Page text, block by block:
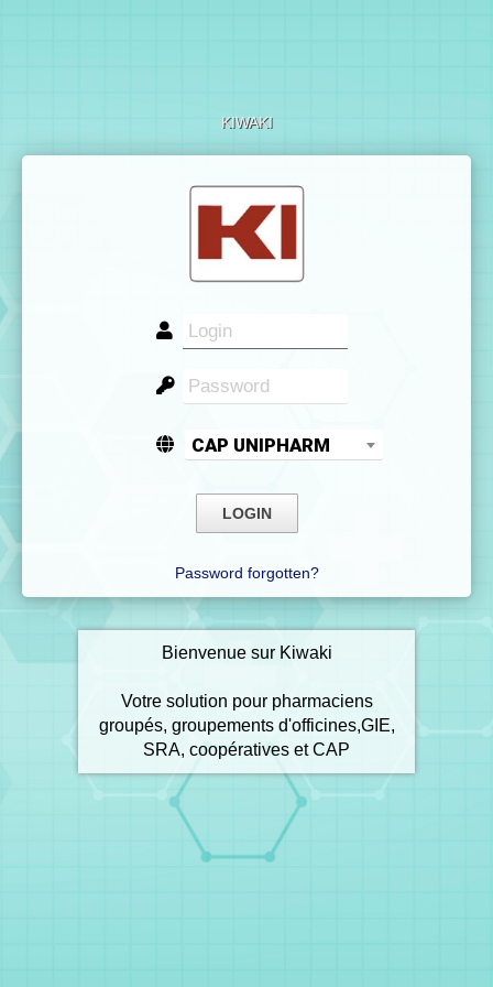
KIWAKI
CAP UNIPHARM
Password forgotten?
Bienvenue sur Kiwaki
Votre solution pour pharmaciens
groupés, groupements d'officines,GIE,
SRA, coopératives et CAP